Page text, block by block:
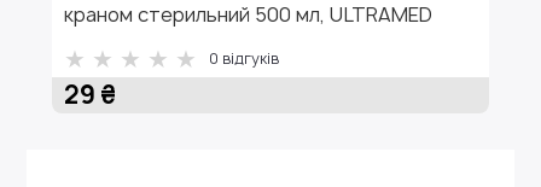
краном стерильний 500 мл, ULTRAMED
0 відгуків
29 ₴